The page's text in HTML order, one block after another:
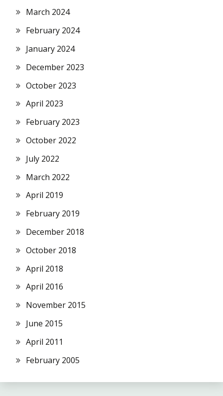
March 2024
February 2024
January 2024
December 2023
October 2023
April 2023
February 2023
October 2022
July 2022
March 2022
April 2019
February 2019
December 2018
October 2018
April 2018
April 2016
November 2015
June 2015
April 2011
February 2005